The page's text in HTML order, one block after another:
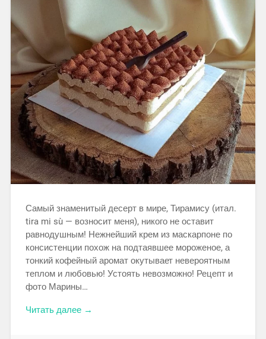
Самый знаменитый десерт в мире, Тирамису (итал.
tira mi sù — возносит меня), никого не оставит
равнодушным! Нежнейший крем из маскарпоне по
консистенции похож на подтаявшее мороженое, а
тонкий кофейный аромат окутывает невероятным
теплом и любовью! Устоять невозможно! Рецепт и
фото Марины…
Читать далее →